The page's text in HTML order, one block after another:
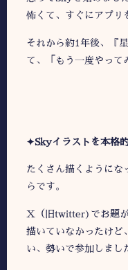
怖くて、すぐにアプリ
それから約1年後、『
て、「もう一度やって
✦Skyイラストを本格
たくさん描くように
らです。
X（旧twitter)でお題が
描いていなかったけど
い、勢いで参加しまし